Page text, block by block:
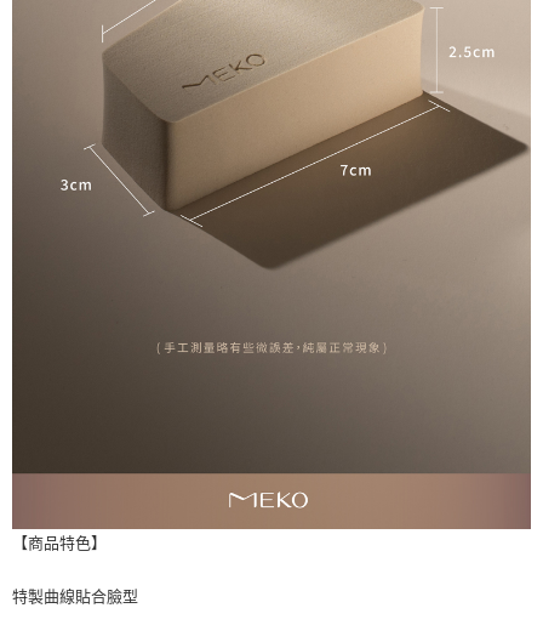
【商品特色】
特製曲線貼合臉型